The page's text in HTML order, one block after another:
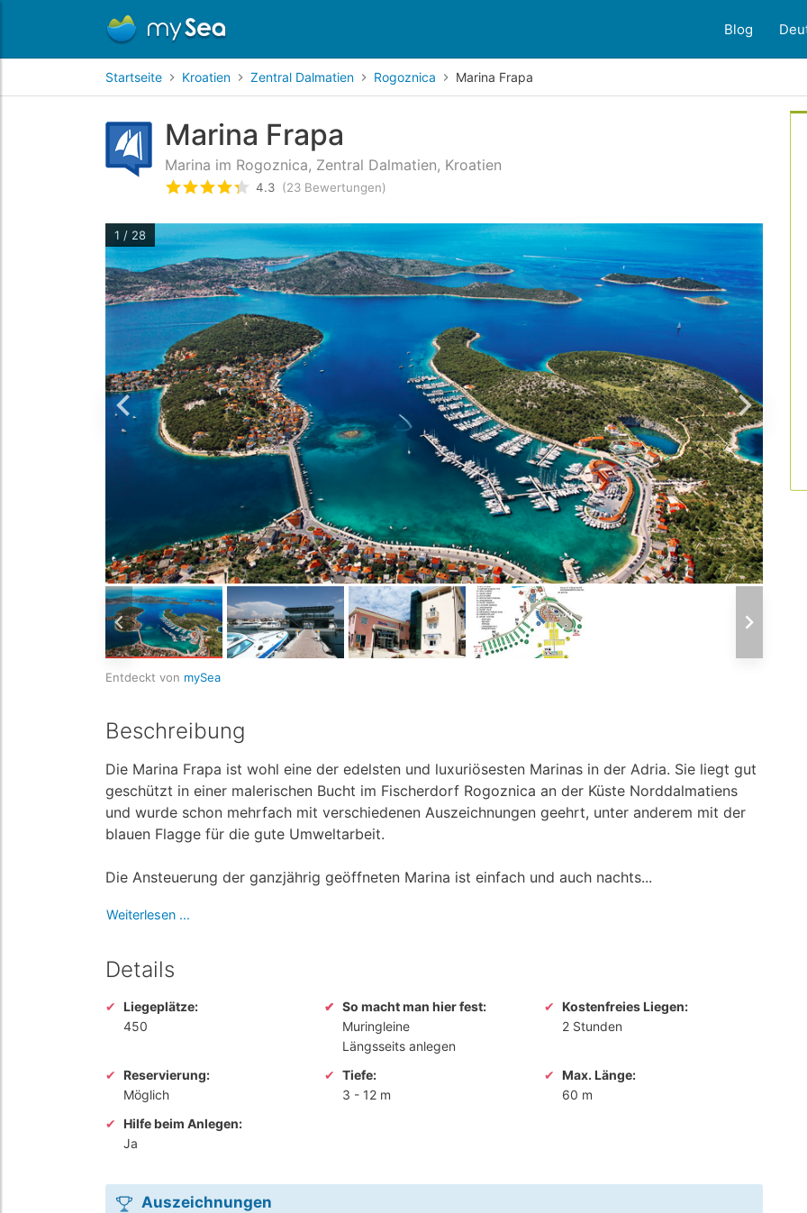
Blog
Startseite Kroatien Zentral Dalmatien Rogoznica Marina Frapa
Marina Frapa
Marina im Rogoznica, Zentral Dalmatien, Kroatien
bewertet4.3/5 beyogen auf
4.3 (23 Bewertungen)
1 / 28
Entdeckt von mySea
Beschreibung
Die Marina Frapa ist wohl eine der edelsten und luxuriösesten Marinas in der Adria. Sie liegt gut
geschützt in einer malerischen Bucht im Fischerdorf Rogoznica an der Küste Norddalmatiens
und wurde schon mehrfach mit verschiedenen Auszeichnungen geehrt, unter anderem mit der
blauen Flagge für die gute Umweltarbeit.
Die Ansteuerung der ganzjährig geöffneten Marina ist einfach und auch nachts...
Weiterlesen ...
Details
Liegeplätze:
450
So macht man hier fest:
Muringleine
Längsseits anlegen
Kostenfreies Liegen:
2 Stunden
Reservierung:
Möglich
Tiefe:
3 - 12 m
Max. Länge:
60 m
Hilfe beim Anlegen:
Ja
Auszeichnungen